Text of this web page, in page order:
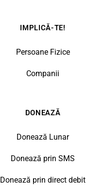
IMPLICĂ-TE!
Persoane Fizice
Companii
DONEAZĂ
Donează Lunar
Donează prin SMS
Donează prin direct debit